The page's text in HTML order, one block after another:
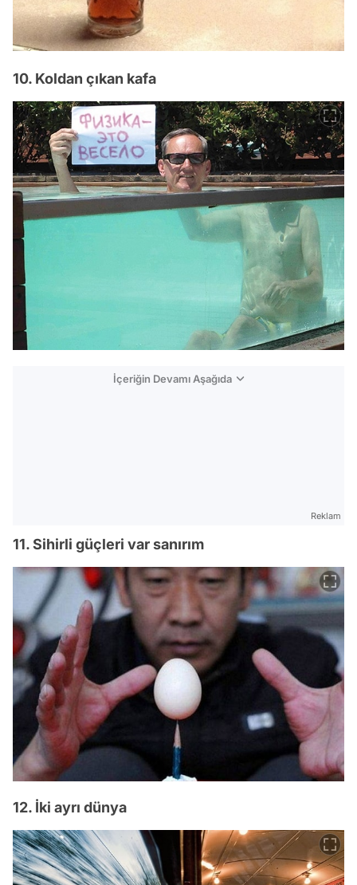
10. Koldan çıkan kafa
İçeriğin Devamı Aşağıda
Reklam
11. Sihirli güçleri var sanırım
12. İki ayrı dünya